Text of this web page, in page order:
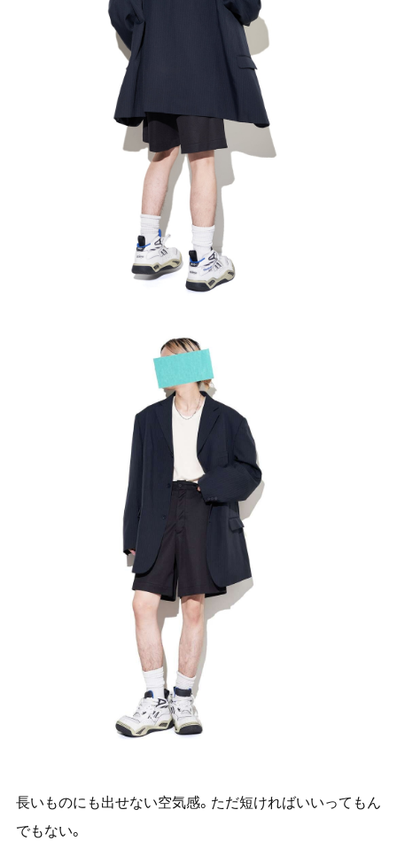
長いものにも出せない空気感。ただ短ければいいってもん
でもない。